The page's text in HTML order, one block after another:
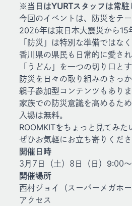
※当日はYURTスタッフは常駐
今回のイベントは、防災をテ
2026年は東日本大震災から15
「防災」は特別な準備ではな
香川県の県民も日常的に愛さ
「うどん」を一つの切り口と
防災を日々の取り組みのきっ
親子参加型コンテンツもあり
家族での防災意識を高めるた
入場は無料。
ROOMKITをちょっと見てみ
ぜひお気軽にお立ち寄りくだ
開催日時
3月7日（土）8日（日）9:00
開催場所
西村ジョイ（スーパーメガホ
アクセス